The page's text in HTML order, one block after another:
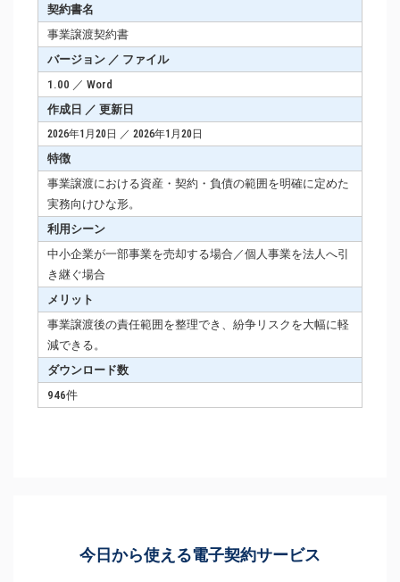
契約書名
事業譲渡契約書
バージョン ／ ファイル
1.00 ／ Word
作成日 ／ 更新日
2026年1月20日 ／ 2026年1月20日
特徴
事業譲渡における資産・契約・負債の範囲を明確に定めた
実務向けひな形。
利用シーン
中小企業が一部事業を売却する場合／個人事業を法人へ引
き継ぐ場合
メリット
事業譲渡後の責任範囲を整理でき、紛争リスクを大幅に軽
減できる。
ダウンロード数
946件
今日から使える電子契約サービス